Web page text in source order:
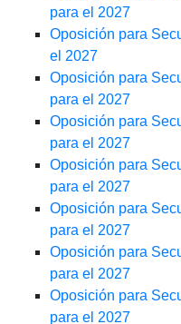
para el 2027
Oposición para
el 2027
Oposición para
para el 2027
Oposición para
para el 2027
Oposición para
para el 2027
Oposición para
para el 2027
Oposición para
para el 2027
Oposición para
para el 2027